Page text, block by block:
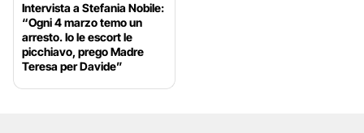
Intervista a Stefania Nobile:
“Ogni 4 marzo temo un
arresto. Io le escort le
picchiavo, prego Madre
Teresa per Davide”